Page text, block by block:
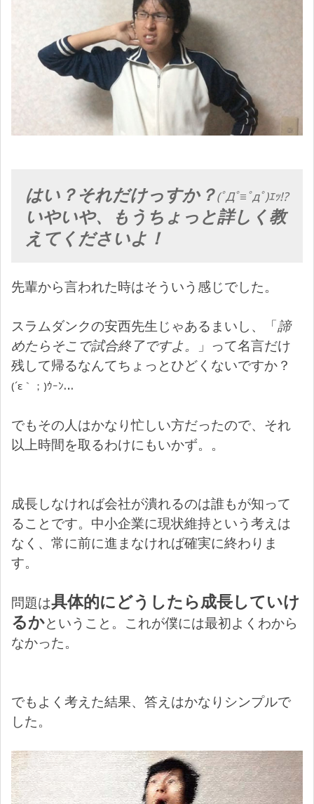
はい？それだけっすか？(ﾟДﾟ≡ﾟдﾟ)ｴｯ!?
いやいや、もうちょっと詳しく教
えてくださいよ！
先輩から言われた時はそういう感じでした。
スラムダンクの安西先生じゃあるまいし、「諦
めたらそこで試合終了ですよ。
」って名言だけ
残して帰るなんてちょっとひどくないですか？
(´ε｀；)ｳｰﾝ…
でもその人はかなり忙しい方だったので、それ
以上時間を取るわけにもいかず。。
成長しなければ会社が潰れるのは誰もが知って
ることです。中小企業に現状維持という考えは
なく、常に前に進まなければ確実に終わりま
す。
問題は具体的にどうしたら成長していけ
るかということ。これが僕には最初よくわから
なかった。
でもよく考えた結果、答えはかなりシンプルで
した。